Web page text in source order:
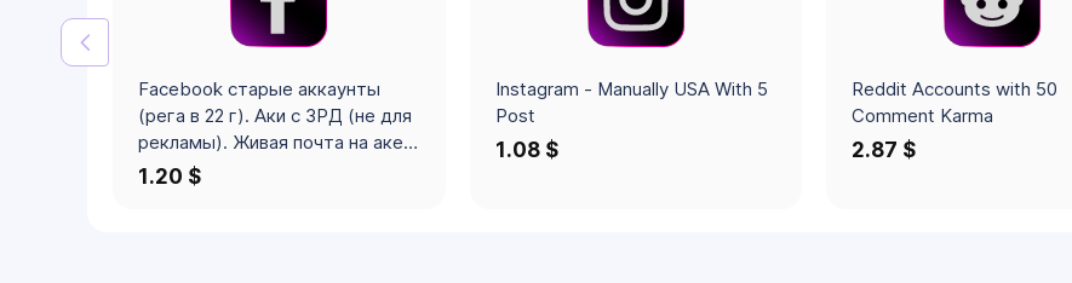
Facebook старые аккаунты
(рега в 22 г). Аки с ЗРД (не для
рекламы). Живая почта на аке.
Возможно есть старая ФП.
1.20 $
Instagram - Manually USA With 5
Post
1.08 $
Reddit Accounts with 50
Comment Karma
2.87 $